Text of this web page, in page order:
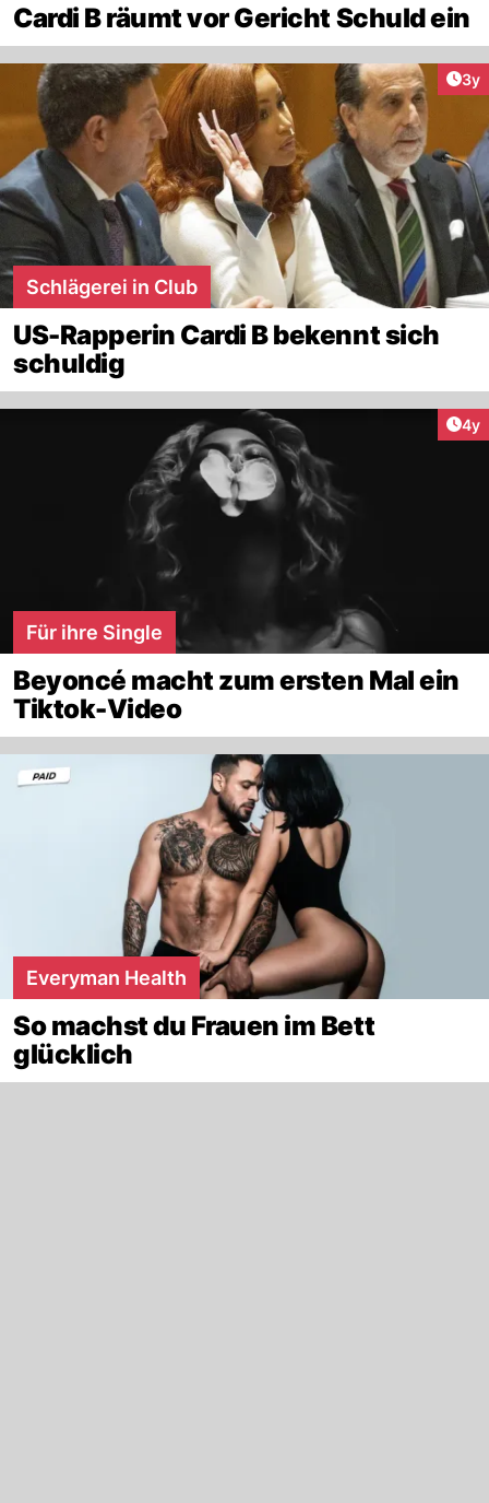
Cardi B räumt vor Gericht Schuld ein
3y
Schlägerei in Club
US-Rapperin Cardi B bekennt sich
schuldig
4y
Für ihre Single
Beyoncé macht zum ersten Mal ein
Tiktok-Video
Everyman Health
So machst du Frauen im Bett
glücklich